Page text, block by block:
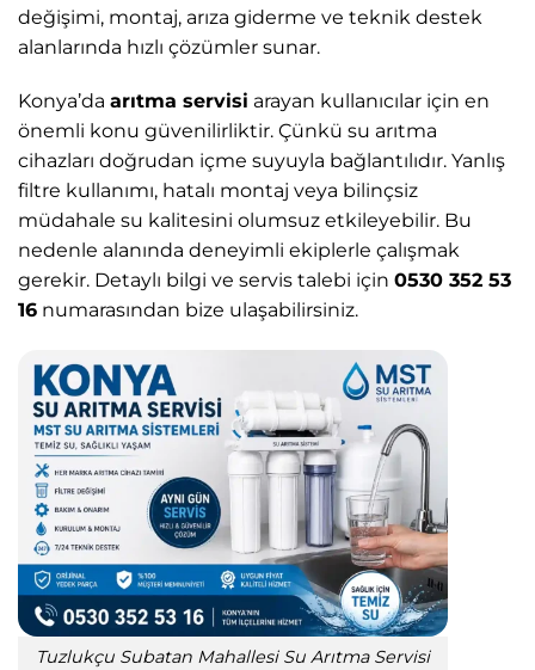
değişimi, montaj, arıza giderme ve teknik destek
alanlarında hızlı çözümler sunar.
Konya’da arıtma servisi arayan kullanıcılar için en
önemli konu güvenilirliktir. Çünkü su arıtma
cihazları doğrudan içme suyuyla bağlantılıdır. Yanlış
filtre kullanımı, hatalı montaj veya bilinçsiz
müdahale su kalitesini olumsuz etkileyebilir. Bu
nedenle alanında deneyimli ekiplerle çalışmak
gerekir. Detaylı bilgi ve servis talebi için 0530 352 53
16 numarasından bize ulaşabilirsiniz.
Tuzlukçu Subatan Mahallesi Su Arıtma Servisi